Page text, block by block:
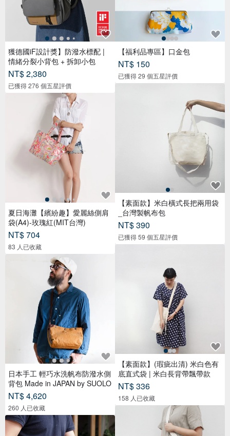
獲德國iF設計獎】防潑水標配 |
情緒分裂小背包 + 拆卸小包
NT$ 2,380
已獲得 276 個五星評價
夏日海灘【繽紛趣】愛麗絲側肩
袋(A4)-玫瑰紅(MIT台灣)
NT$ 704
83 人已收藏
日本手工 輕巧水洗帆布防潑水側
背包 Made in JAPAN by SUOLO
NT$ 4,620
260 人已收藏
【福利品專區】口金包
NT$ 150
已獲得 29 個五星評價
【素面款】米白橫式長把兩用袋
_台灣製帆布包
NT$ 390
已獲得 59 個五星評價
【素面款】(瑕疵出清) 米白色有
底直式袋 | 米白長背帶飄帶款
NT$ 336
158 人已收藏